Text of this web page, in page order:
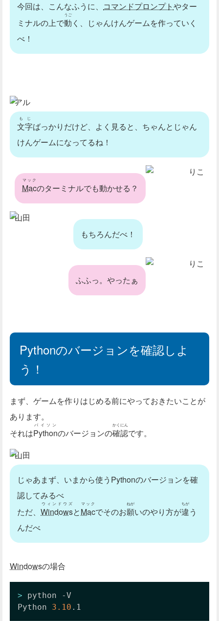
今回は、こんなふうに、 コマンドプロンプトやター
ミナルの上で動
うご
く、じゃんけんゲームを作っていく
べ！
アル
文字
もじ
ばっかりだけど、よく見ると、ちゃんとじゃん
けんゲームになってるね！
りこ
Mac
マック
のターミナルでも動かせる？
山田
もちろんだべ！
りこ
ふふっ。やったぁ
Pythonのバージョンを確認しよ
う！
まず、ゲームを作りはじめる前にやっておきたいことが
あります。
それはPython
パイソン
のバージョンの確認
かくにん
です。
山田
じゃあまず、いまから使うPythonのバージョンを確
認してみるべ
ただ、 Windows
ウィンドウズ
とMac
マック
でそのお願
ねが
いのやり方が違
ちが
う
んだべ
Windowsの場合
> python -V
Python 3.10 .1